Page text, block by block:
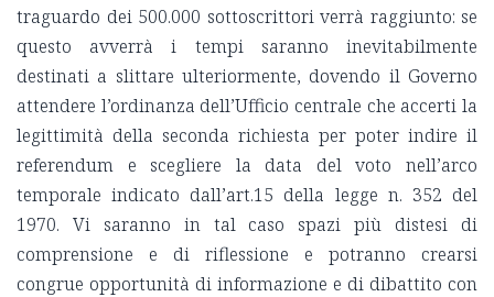
traguardo dei 500.000 sottoscrittori verrà raggiunto: se
questo avverrà i tempi saranno inevitabilmente
destinati a slittare ulteriormente, dovendo il Governo
attendere l’ordinanza dell’Ufficio centrale che accerti la
legittimità della seconda richiesta per poter indire il
referendum e scegliere la data del voto nell’arco
temporale indicato dall’art.15 della legge n. 352 del
1970. Vi saranno in tal caso spazi più distesi di
comprensione e di riflessione e potranno crearsi
congrue opportunità di informazione e di dibattito con